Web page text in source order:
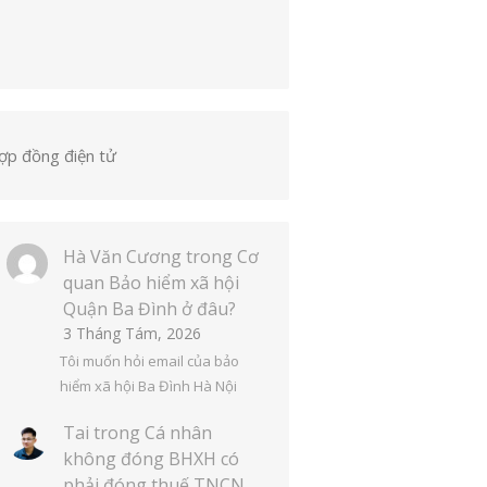
đồng điện tử
Hà Văn Cương trong Cơ
quan Bảo hiểm xã hội
Quận Ba Đình ở đâu?
3 Tháng Tám, 2026
Tôi muốn hỏi email của bảo
hiểm xã hội Ba Đình Hà Nội
Tai trong Cá nhân
không đóng BHXH có